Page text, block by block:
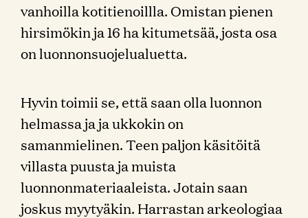
vanhoilla kotitienoillla. Omistan pienen
hirsimökin ja 16 ha kitumetsää, josta osa
on luonnonsuojelualuetta.
Hyvin toimii se, että saan olla luonnon
helmassa ja ja ukkokin on
samanmielinen. Teen paljon käsitöitä
villasta puusta ja muista
luonnonmateriaaleista. Jotain saan
joskus myytyäkin. Harrastan arkeologiaa